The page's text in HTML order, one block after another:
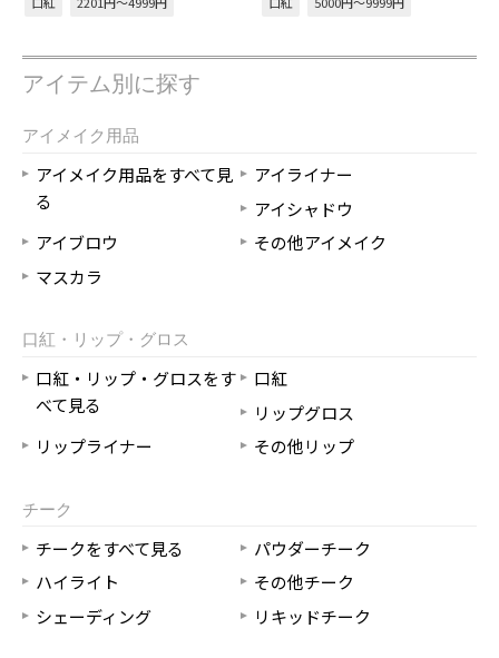
アイテム別に探す
アイメイク用品
アイメイク用品をすべて見
る
アイライナー
アイシャドウ
アイブロウ
その他アイメイク
マスカラ
口紅・リップ・グロス
口紅・リップ・グロスをす
べて見る
口紅
リップグロス
リップライナー
その他リップ
チーク
チークをすべて見る
パウダーチーク
ハイライト
その他チーク
シェーディング
リキッドチーク